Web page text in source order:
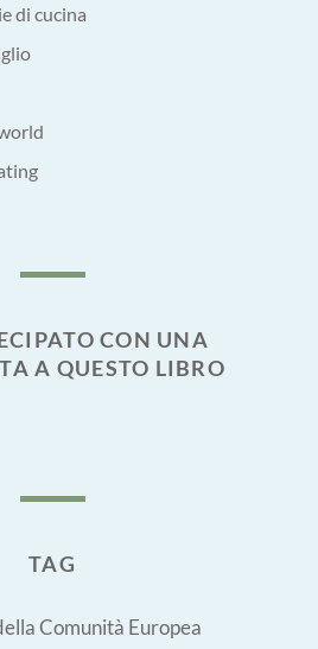
di cucina
CON UNA
A QUESTO LIBRO
TAG
Comunità Europea